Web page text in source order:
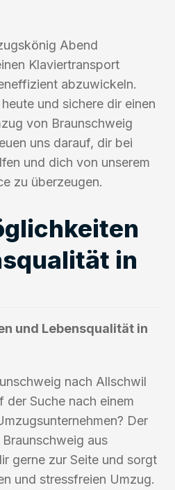
Abend
Klaviertransport
abzuwickeln.
und sichere dir einen
von Braunschweig
uns darauf, dir bei
und dich von unserem
zu überzeugen.
in
und Lebensqualität in
nach Allschwil
der Suche nach einem
Der
aus
gerne zur Seite und sorgt
und stressfreien Umzug.